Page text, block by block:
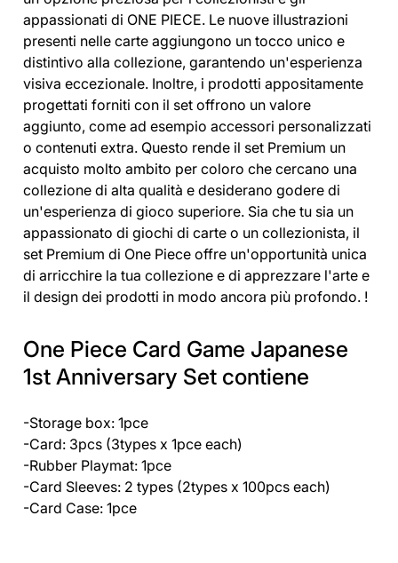
appassionati di ONE PIECE. Le nuove illustrazioni
presenti nelle carte aggiungono un tocco unico e
distintivo alla collezione, garantendo un'esperienza
visiva eccezionale. Inoltre, i prodotti appositamente
progettati forniti con il set offrono un valore
aggiunto, come ad esempio accessori personalizzati
o contenuti extra. Questo rende il set Premium un
acquisto molto ambito per coloro che cercano una
collezione di alta qualità e desiderano godere di
un'esperienza di gioco superiore. Sia che tu sia un
appassionato di giochi di carte o un collezionista, il
set Premium di One Piece offre un'opportunità unica
di arricchire la tua collezione e di apprezzare l'arte e
il design dei prodotti in modo ancora più profondo. !
One Piece Card Game Japanese
1st Anniversary Set contiene
-Storage box: 1pce
-Card: 3pcs (3types x 1pce each)
-Rubber Playmat: 1pce
-Card Sleeves: 2 types (2types x 100pcs each)
-Card Case: 1pce